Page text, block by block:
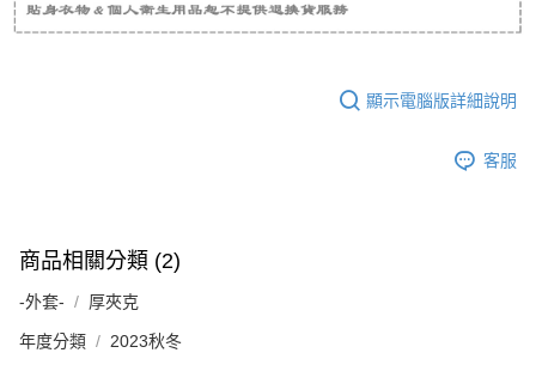
顯示電腦版詳細說明
客服
商品相關分類 (2)
-外套- 厚夾克
年度分類 2023秋冬